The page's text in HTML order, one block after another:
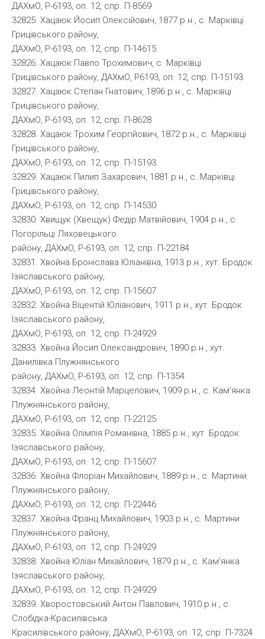
ДАХмО, Р-6193, оп. 12, спр. П-8569
32825. Хацаюк Йосип Олексійович, 1877 р.н., с. Марківці
Грицівського району,
ДАХмО, Р-6193, оп. 12, спр. П-14615
32826. Хацаюк Павло Трохимович, с. Марківці
Грицівського району, ДАХмО, Р6193, оп. 12, спр. П-15193
32827. Хацаюк Степан Гнатович, 1896 р.н., с. Марківці
Грицівського району,
ДАХмО, Р-6193, оп. 12, спр. П-8628
32828. Хацаюк Трохим Георгійович, 1872 р.н., с. Марківці
Грицівського району,
ДАХмО, Р-6193, оп. 12, спр. П-15193
32829. Хацаюк Пилип Захарович, 1881 р.н., с. Марківці
Грицівського району,
ДАХмО, Р-6193, оп. 12, спр. П-14530
32830. Хвищук (Хвещук) Федір Матвійович, 1904 р.н., с.
Погорільці Ляховецького
району, ДАХмО, Р-6193, оп. 12, спр. П-22184
32831. Хвойна Броніслава Юліанівна, 1913 р.н., хут. Бродок
Ізяславського району,
ДАХмО, Р-6193, оп. 12, спр. П-15607
32832. Хвойна Віцентій Юліанович, 1911 р.н., хут. Бродок
Ізяславського району,
ДАХмО, Р-6193, оп. 12, спр. П-24929
32833. Хвойна Йосип Олександрович, 1890 р.н., хут.
Данилівка Плужнянського
району, ДАХмО, Р-6193, оп. 12, спр. П-1354
32834. Хвойна Леонтій Марцелович, 1909 р.н., с. Кам’янка
Плужнянського району,
ДАХмО, Р-6193, оп. 12, спр. П-22125
32835. Хвойна Олімпія Романівна, 1885 р.н., хут. Бродок
Ізяславського району,
ДАХмО, Р-6193, оп. 12, спр. П-15607
32836. Хвойна Флоріан Михайлович, 1889 р.н., с. Мартини
Плужнянського району,
ДАХмО, Р-6193, оп. 12, спр. П-22446
32837. Хвойна Франц Михайлович, 1903 р.н., с. Мартини
Плужнянського району,
ДАХмО, Р-6193, оп. 12, спр. П-24929
32838. Хвойна Юліан Михайлович, 1879 р.н., с. Кам’янка
Ізяславського району,
ДАХмО, Р-6193, оп. 12, спр. П-24929
32839. Хворостовський Антон Павлович, 1910 р.н., с.
Слобідка-Красилівська
Красилівського району, ДАХмО, Р-6193, оп. 12, спр. П-7324